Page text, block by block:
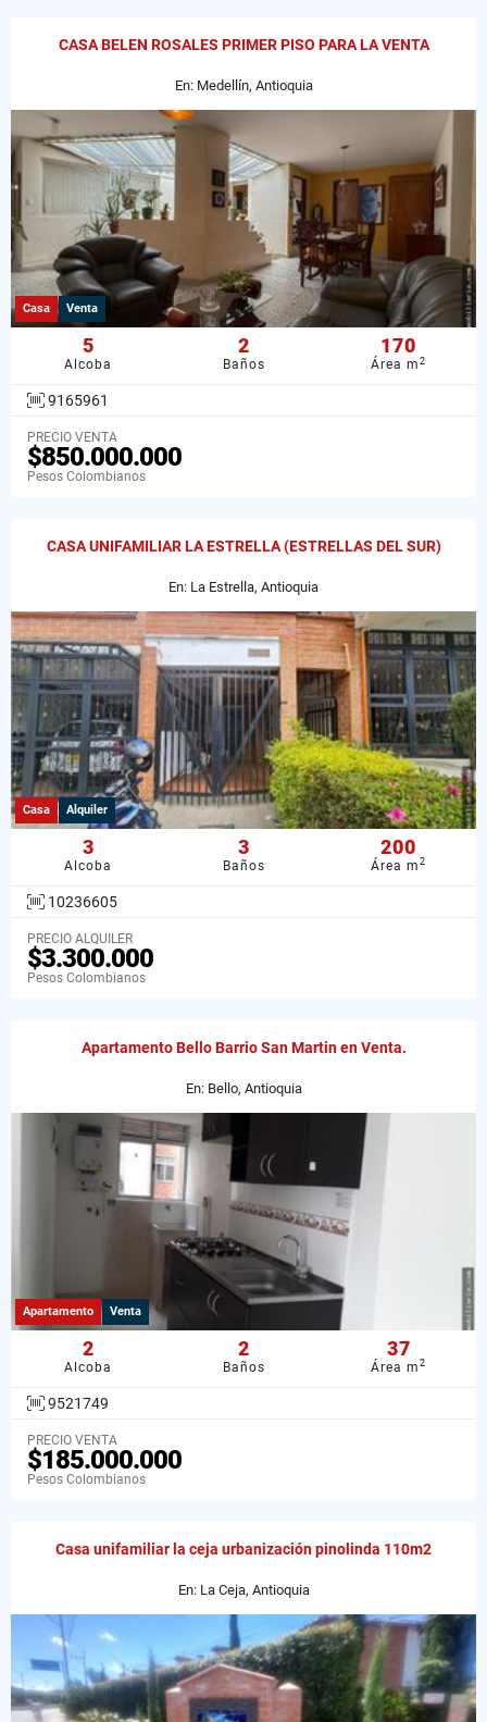
CASA BELEN ROSALES PRIMER PISO PARA LA VENTA
En: Medellín, Antioquia
Casa Venta
5
Alcoba
2
Baños
170
Área m2
9165961
PRECIO VENTA
$850.000.000
Pesos Colombianos
CASA UNIFAMILIAR LA ESTRELLA (ESTRELLAS DEL SUR)
En: La Estrella, Antioquia
Casa Alquiler
3
Alcoba
3
Baños
200
Área m2
10236605
PRECIO ALQUILER
$3.300.000
Pesos Colombianos
Apartamento Bello Barrio San Martin en Venta.
En: Bello, Antioquia
Apartamento Venta
2
Alcoba
2
Baños
37
Área m2
9521749
PRECIO VENTA
$185.000.000
Pesos Colombianos
Casa unifamiliar la ceja urbanización pinolinda 110m2
En: La Ceja, Antioquia